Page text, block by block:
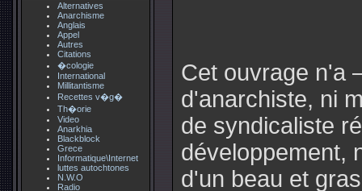
Alternatives
Anarchisme
Anglais
Appel
Autres
Citations
�cologie
International
Millitantisme
Recettes v�g�
Th�orie
Video
Anarkhia
Blackblock
Grece
Informatique\Internet
luttes autochtones
N.W.O
Radio
Cet ouvrage
d'anarchiste, ni
de syndicaliste
développement,
d'un beau et